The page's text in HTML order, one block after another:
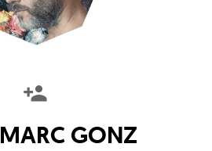
MARC GONZ